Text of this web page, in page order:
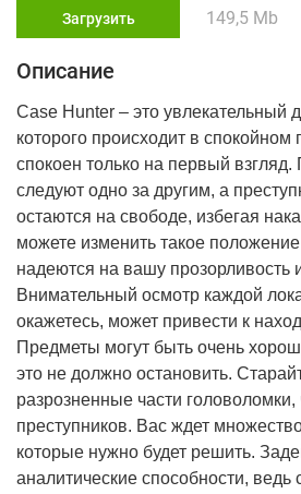
Загрузить 149,5 Mb
Описание
Case Hunter – это увлекательный
которого происходит в спокойном
спокоен только на первый взгляд.
следуют одно за другим, а
остаются на свободе, избегая
можете изменить такое
надеются на вашу прозорливость
Внимательный осмотр каждой
окажетесь, может привести к
Предметы могут быть очень
это не должно остановить.
разрозненные части
преступников. Вас ждет
которые нужно будет решить.
аналитические способности,